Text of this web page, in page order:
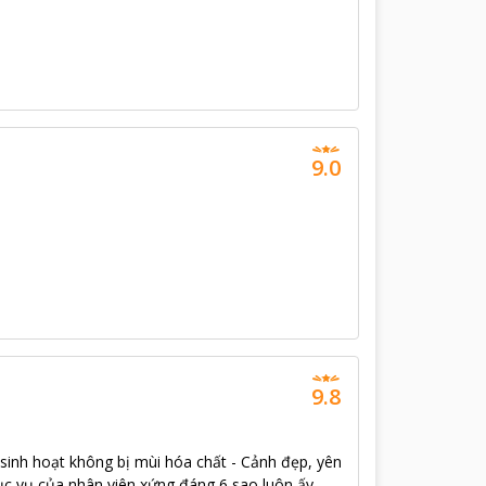
9.0
hoạt không bị mùi hóa chất - Cảnh đẹp, yên
9.8